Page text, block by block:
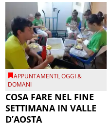
APPUNTAMENTI,OGGI &
DOMANI
COSA FARE NEL FINE
SETTIMANA IN VALLE
D’AOSTA